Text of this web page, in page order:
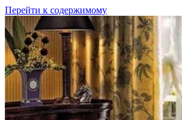
Перейти к содержимому